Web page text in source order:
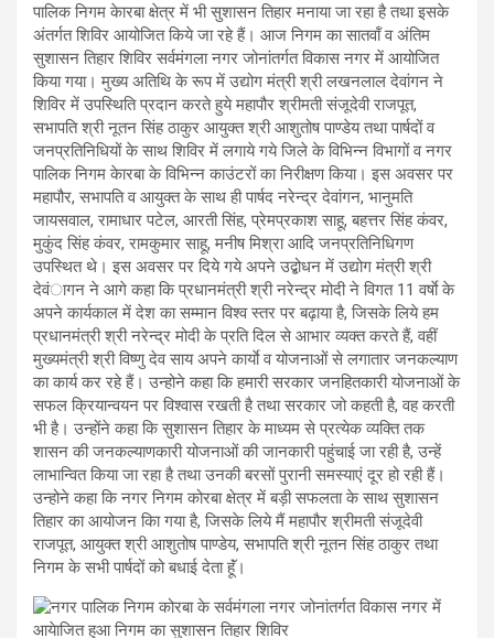
पालिक निगम केारबा क्षेत्र में भी सुशासन तिहार मनाया जा रहा है तथा इसके
अंतर्गत शिविर आयोजित किये जा रहे हैं। आज निगम का सातवॉं व अंतिम
सुशासन तिहार शिविर सर्वमंगला नगर जोनांतर्गत विकास नगर में आयोजित
किया गया। मुख्य अतिथि के रूप में उद्योग मंत्री श्री लखनलाल देवांगन ने
शिविर में उपस्थिति प्रदान करते हुये महापौर श्रीमती संजूदेवी राजपूत,
सभापति श्री नूतन सिंह ठाकुर आयुक्त श्री आशुतोष पाण्डेय तथा पार्षदों व
जनप्रतिनिधियों के साथ शिविर में लगाये गये जिले के विभिन्न विभागों व नगर
पालिक निगम केारबा के विभिन्न काउंटरों का निरीक्षण किया। इस अवसर पर
महापौर, सभापति व आयुक्त के साथ ही पार्षद नरेन्द्र देवांगन, भानुमति
जायसवाल, रामाधार पटेल, आरती सिंह, प्रेमप्रकाश साहू, बहत्तर सिंह कंवर,
मुकुंद सिंह कंवर, रामकुमार साहू, मनीष मिश्रा आदि जनप्रतिनिधिगण
उपस्थित थे। इस अवसर पर दिये गये अपने उद्बोधन में उद्योग मंत्री श्री
देवंागन ने आगे कहा कि प्रधानमंत्री श्री नरेन्द्र मोदी ने विगत 11 वर्षाे के
अपने कार्यकाल में देश का सम्मान विश्व स्तर पर बढ़ाया है, जिसके लिये हम
प्रधानमंत्री श्री नरेन्द्र मोदी के प्रति दिल से आभार व्यक्त करते हैं, वहीं
मुख्यमंत्री श्री विष्णु देव साय अपने कार्याे व योजनाओं से लगातार जनकल्याण
का कार्य कर रहे हैं। उन्होने कहा कि हमारी सरकार जनहितकारी योजनाओं के
सफल क्रियान्वयन पर विश्वास रखती है तथा सरकार जो कहती है, वह करती
भी है। उन्होंने कहा कि सुशासन तिहार के माध्यम से प्रत्येक व्यक्ति तक
शासन की जनकल्याणकारी योजनाओं की जानकारी पहुंचाई जा रही है, उन्हें
लाभान्वित किया जा रहा है तथा उनकी बरसों पुरानी समस्याएं दूर हो रही हैं।
उन्होने कहा कि नगर निगम कोरबा क्षेत्र में बड़ी सफलता के साथ सुशासन
तिहार का आयोजन किा गया है, जिसके लिये मैं महापौर श्रीमती संजूदेवी
राजपूत, आयुक्त श्री आशुतोष पाण्डेय, सभापति श्री नूतन सिंह ठाकुर तथा
निगम के सभी पार्षदों को बधाई देता हूॅं।